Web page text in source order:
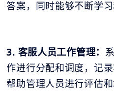
答案，同时能够不断学习
3. 客服人员工作管理：
作进行分配和调度，记
帮助管理人员进行评估和